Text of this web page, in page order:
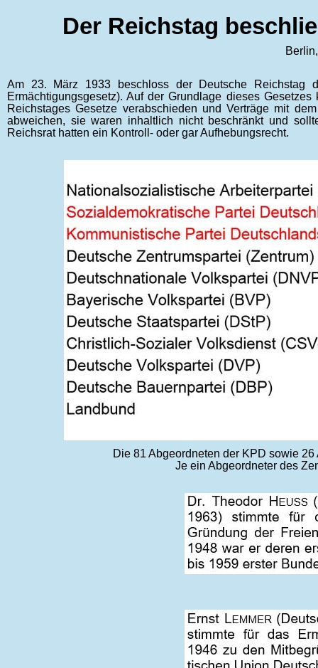
Der Reichstag
Am 23. März 1933 beschloss der Deutsche
Ermächtigungsgesetz). Auf der Grundlage dieses
Reichstages Gesetze verabschieden und Verträge mit
abweichen, sie waren inhaltlich nicht beschränkt und
Reichsrat hatten ein Kontroll- oder gar Aufhebungsrecht.
Die 81 Abgeordneten der KPD sowie
Je ein Abgeordneter des